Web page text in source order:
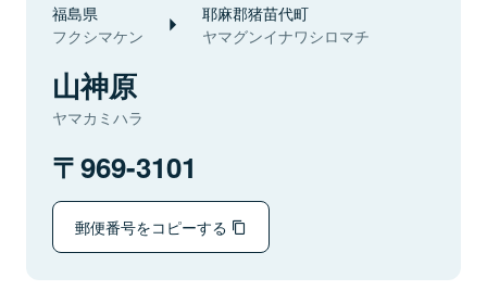
福島県
フクシマケン
耶麻郡猪苗代町
ヤマグンイナワシロマチ
山神原
ヤマカミハラ
969-3101
郵便番号をコピーする